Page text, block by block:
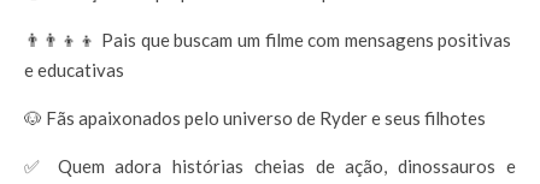
👨‍👨‍👦‍👦 Pais que buscam um filme com mensagens positivas
e educativas
🐶 Fãs apaixonados pelo universo de Ryder e seus filhotes
✅ Quem adora histórias cheias de ação, dinossauros e